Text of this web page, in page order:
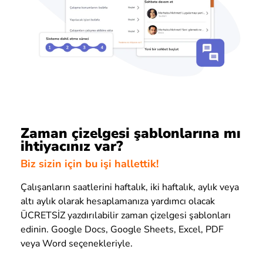
Zaman çizelgesi şablonlarına mı
ihtiyacınız var?
Biz sizin için bu işi hallettik!
Çalışanların saatlerini haftalık, iki haftalık, aylık veya
altı aylık olarak hesaplamanıza yardımcı olacak
ÜCRETSİZ yazdırılabilir zaman çizelgesi şablonları
edinin. Google Docs, Google Sheets, Excel, PDF
veya Word seçenekleriyle.